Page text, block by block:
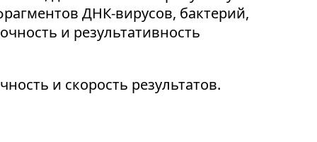
ДНК-вирусов, бактерий,
и результативность
и скорость результатов.